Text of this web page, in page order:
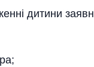
дитини